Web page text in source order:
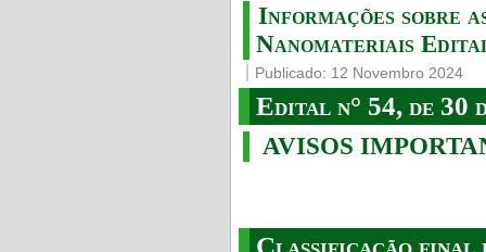
Informações sobre
Nanomateriais
Publicado: 12 Novembro 2024
Edital n° 54, de 30
AVISOS
Classificação final